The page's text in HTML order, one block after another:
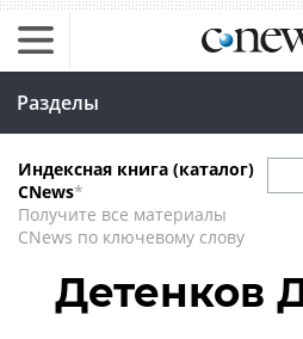
Разделы
Индексная книга (каталог)
CNews*
Получите все материалы
CNews по ключевому слову
Детенков